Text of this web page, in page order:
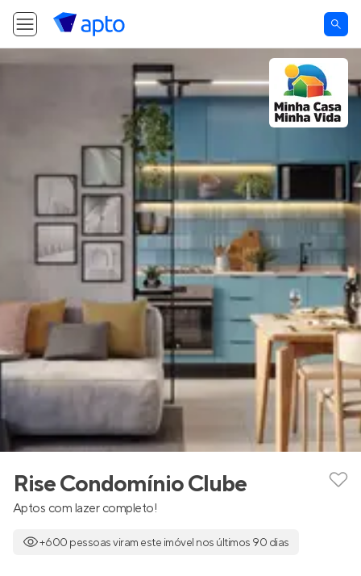
Rise Condomínio Clube
Aptos com lazer completo!
+600 pessoas viram este imóvel nos últimos 90 dias